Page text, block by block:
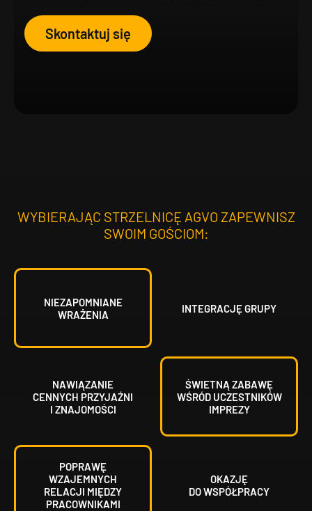
Skontaktuj się
WYBIERAJĄC STRZELNICĘ AGVO ZAPEWNISZ
SWOIM GOŚCIOM:
NIEZAPOMNIANE
WRAŻENIA
INTEGRACJĘ GRUPY
NAWIĄZANIE
CENNYCH PRZYJAŹNI
I ZNAJOMOŚCI
ŚWIETNĄ ZABAWĘ
WŚRÓD UCZESTNIKÓW
IMPREZY
POPRAWĘ
WZAJEMNYCH
RELACJI MIĘDZY
PRACOWNIKAMI
OKAZJĘ
DO WSPÓŁPRACY